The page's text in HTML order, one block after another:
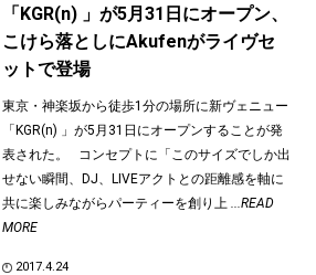
「KGR(n) 」が5月31日にオープン、
こけら落としにAkufenがライヴセ
ットで登場
東京・神楽坂から徒歩1分の場所に新ヴェニュー
「KGR(n) 」が5月31日にオープンすることが発
表された。 コンセプトに「このサイズでしか出
せない瞬間、DJ、LIVEアクトとの距離感を軸に
共に楽しみながらパーティーを創り上
...READ
MORE
2017.4.24